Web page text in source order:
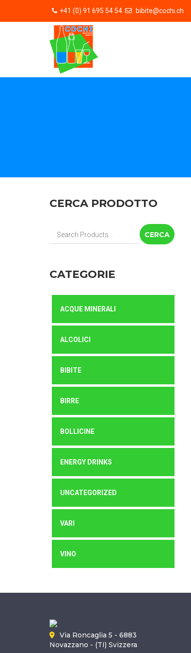
+41 (0) 91 695 54 54 bibite@cochi.ch
CERCA PRODOTTO
Cerca:
CATEGORIE
ACQUE MINERALI
ALCOLICI
BIBITE
BIRRE
BOLLICINE
ENERGY DRINKS
UNCATEGORIZED
VARI
VINO
Via Roncaglia 5 - 6883
Novazzano - (TI) Svizzera